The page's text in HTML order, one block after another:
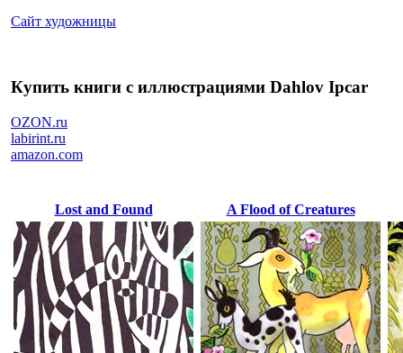
Сайт художницы
Купить книги с иллюстрациями Dahlov Ipcar
OZON.ru
labirint.ru
amazon.com
Lost and Found A Flood of Creatures